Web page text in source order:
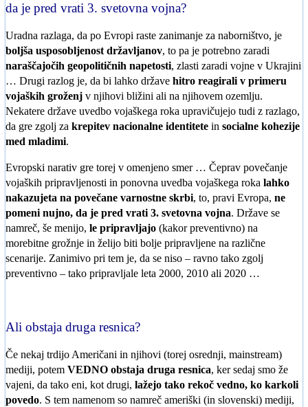
da je pred vrati 3. svetovna vojna?
Uradna razlaga, da po Evropi raste zanimanje za naborništvo, je
boljša usposobljenost državljanov, to pa je potrebno zaradi
naraščajočih geopolitičnih napetosti, zlasti zaradi vojne v Ukrajini
… Drugi razlog je, da bi lahko države hitro reagirali v primeru
vojaških groženj v njihovi bližini ali na njihovem ozemlju.
Nekatere države uvedbo vojaškega roka upravičujejo tudi z razlago,
da gre zgolj za krepitev nacionalne identitete in socialne kohezije
med mladimi.
Evropski narativ gre torej v omenjeno smer … Čeprav povečanje
vojaških pripravljenosti in ponovna uvedba vojaškega roka lahko
nakazujeta na povečane varnostne skrbi, to, pravi Evropa, ne
pomeni nujno, da je pred vrati 3. svetovna vojna. Države se
namreč, še menijo, le pripravljajo (kakor preventivno) na
morebitne grožnje in želijo biti bolje pripravljene na različne
scenarije. Zanimivo pri tem je, da se niso – ravno tako zgolj
preventivno – tako pripravljale leta 2000, 2010 ali 2020 …
Ali obstaja druga resnica?
Če nekaj trdijo Američani in njihovi (torej osrednji, mainstream)
mediji, potem VEDNO obstaja druga resnica, ker sedaj smo že
vajeni, da tako eni, kot drugi, lažejo tako rekoč vedno, ko karkoli
povedo. S tem namenom so namreč ameriški (in slovenski) mediji,